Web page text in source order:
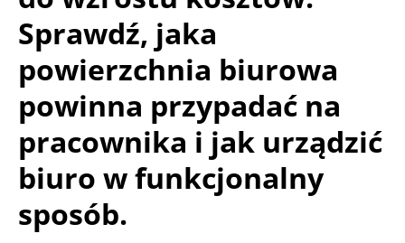
Sprawdź, jaka
powierzchnia biurowa
powinna przypadać na
pracownika i jak urządzić
biuro w funkcjonalny
sposób.